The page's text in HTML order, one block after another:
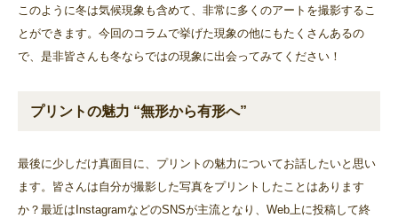
このように冬は気候現象も含めて、非常に多くのアートを撮影するこ
とができます。今回のコラムで挙げた現象の他にもたくさんあるの
で、是非皆さんも冬ならではの現象に出会ってみてください！
プリントの魅力 “無形から有形へ”
最後に少しだけ真面目に、プリントの魅力についてお話したいと思い
ます。皆さんは自分が撮影した写真をプリントしたことはあります
か？最近はInstagramなどのSNSが主流となり、Web上に投稿して終